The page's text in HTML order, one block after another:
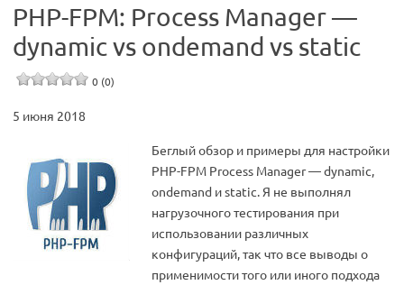
PHP-FPM: Process Manager —
dynamic vs ondemand vs static
0 (0)
5 июня 2018
Беглый обзор и примеры для настройки
PHP-FPM Process Manager — dynamic,
ondemand и static. Я не выполнял
нагрузочного тестирования при
использовании различных
конфигураций, так что все выводы о
применимости того или иного подхода